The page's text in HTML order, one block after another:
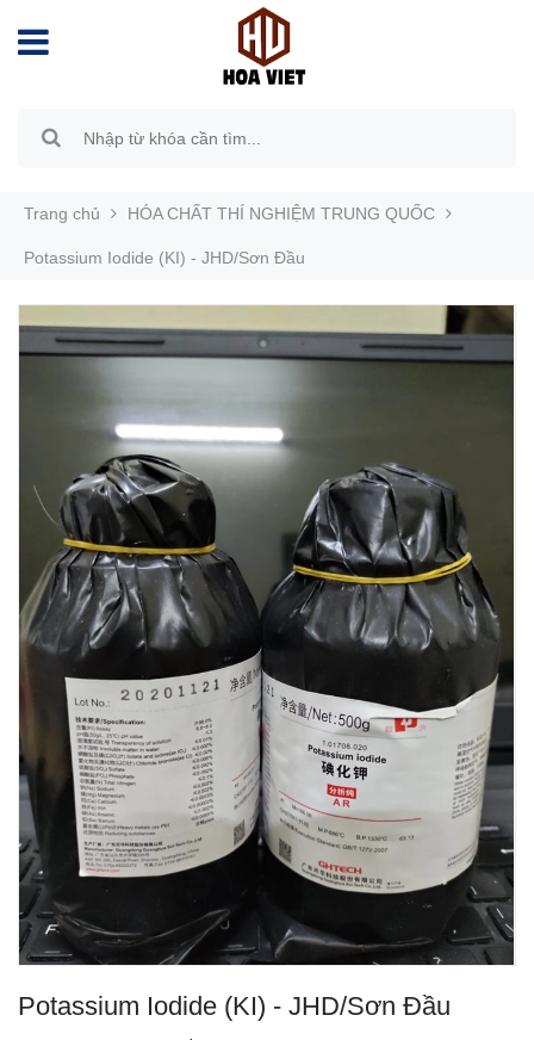
Trang chủ HÓA CHẤT THÍ NGHIỆM TRUNG QUỐC
Potassium Iodide (KI) - JHD/Sơn Đầu
Potassium Iodide (KI) - JHD/Sơn Đầu